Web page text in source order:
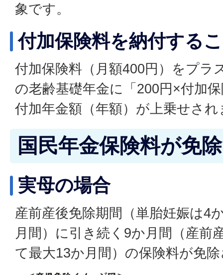
象です。
付加保険料を納付する
付加保険料（月額400円）をプラ
の老齢基礎年金に「200円×付加
付加年金額（年額）が上乗せされ
国民年金保険料が免
実母の場合
産前産後免除期間（単胎妊娠は4
月間）に引き続く9か月間（産前
て最大13か月間）の保険料が免